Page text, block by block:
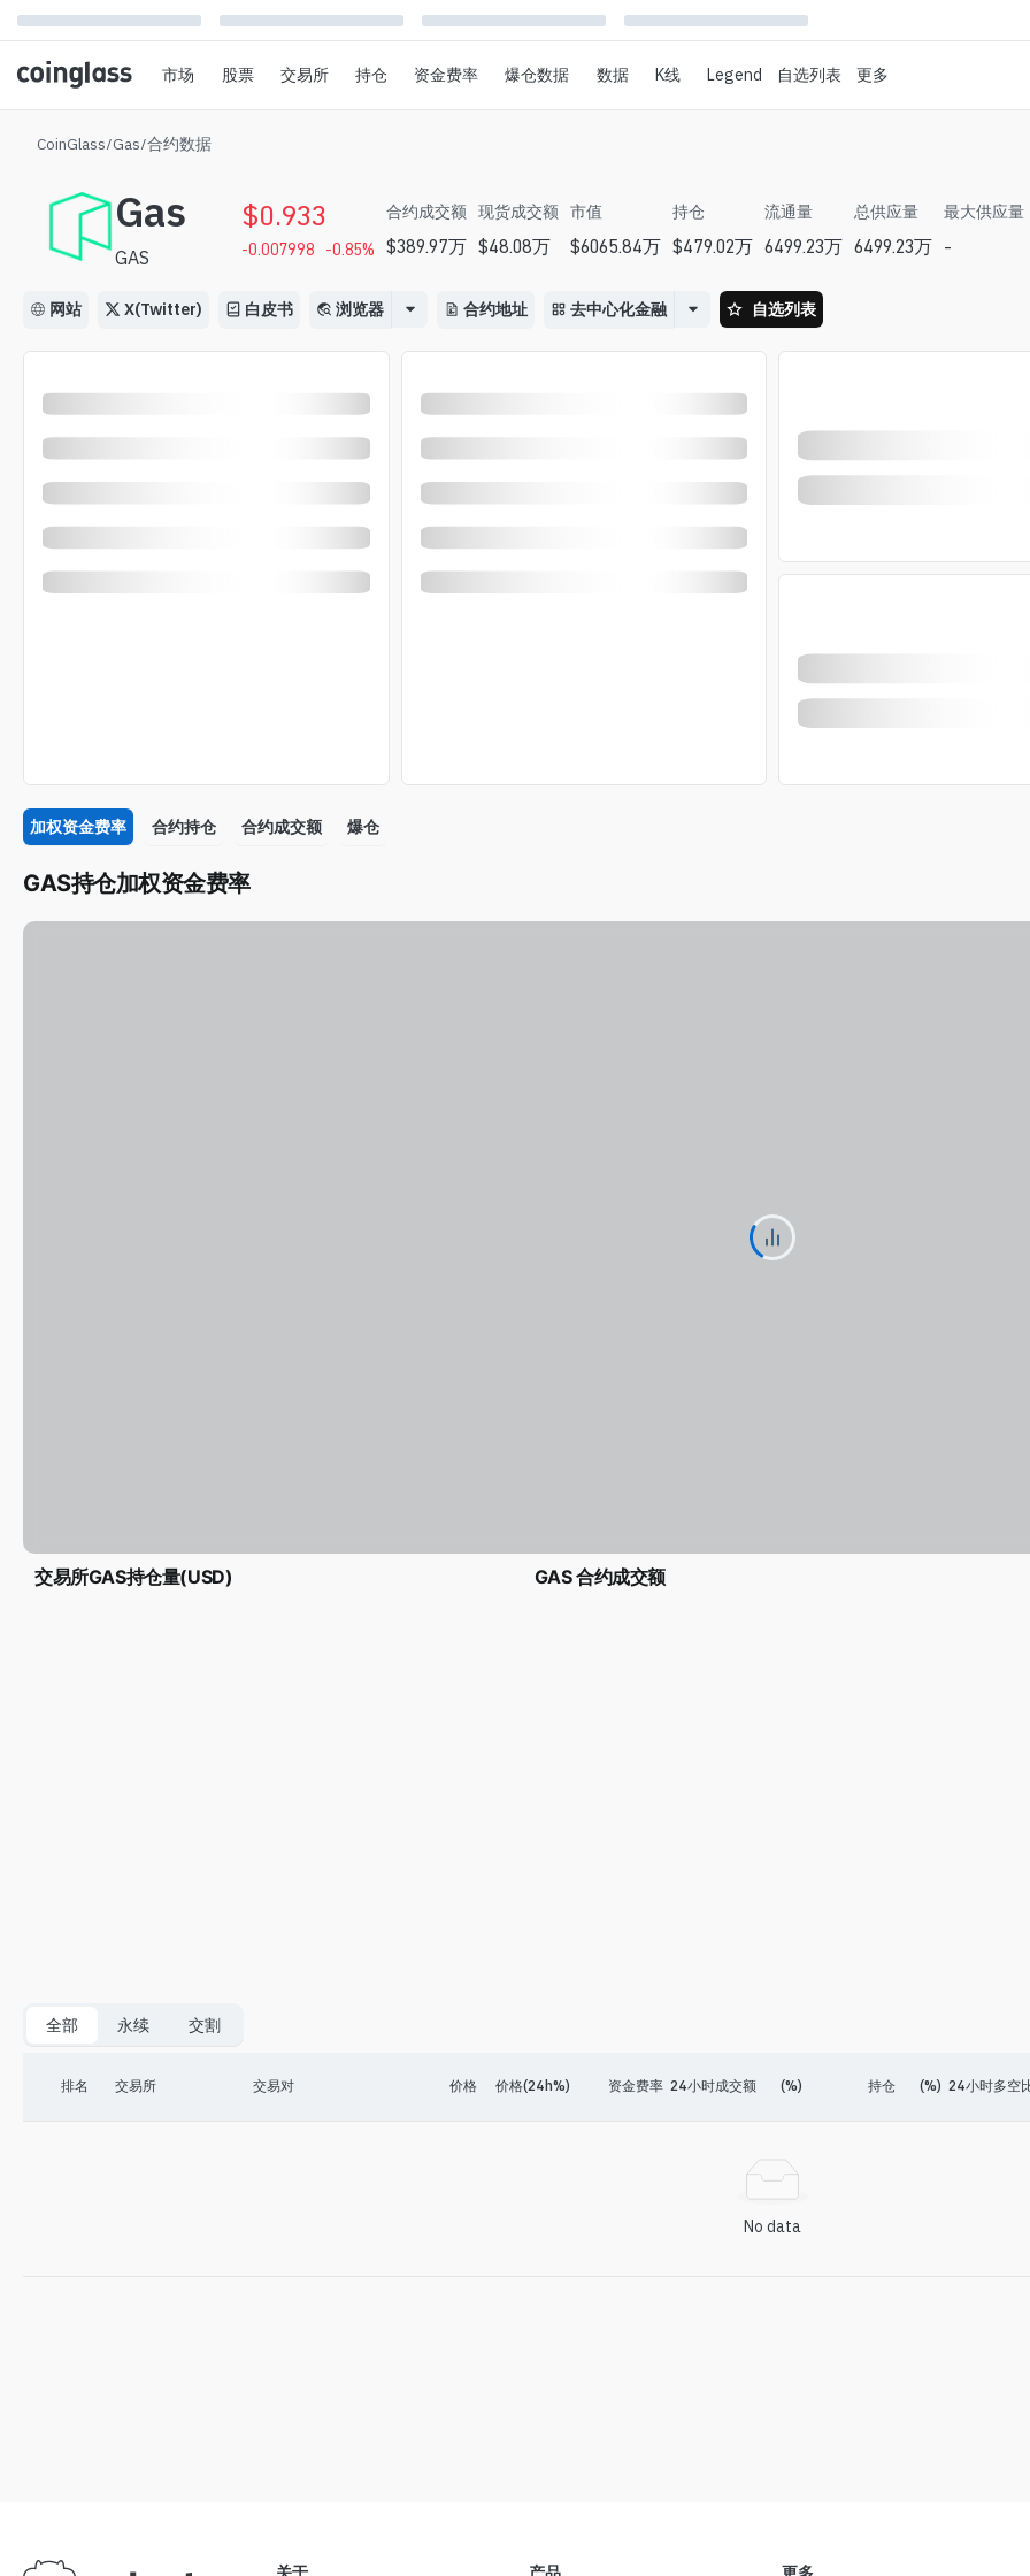
市场 股票 交易所 持仓 资金费率 爆仓数据 数据 K线 Legend 自选列表 更多
CoinGlass/Gas/合约数据
Gas
GAS
$0.933
-0.007998 -0.85%
合约成交额
$389.97万
现货成交额
$48.08万
市值
$6065.84万
持仓
$479.02万
流通量
6499.23万
总供应量
6499.23万
最大供应量
-
网站 X(Twitter) 白皮书 浏览器 合约地址 去中心化金融 自选列表
加权资金费率 合约持仓 合约成交额 爆仓
GAS持仓加权资金费率
交易所GAS持仓量(USD) GAS 合约成交额
全部 永续 交割
排名 交易所 交易对 价格 价格(24h%) 资金费率 24小时成交额 (%) 持仓 (%) 24小时多空
No data